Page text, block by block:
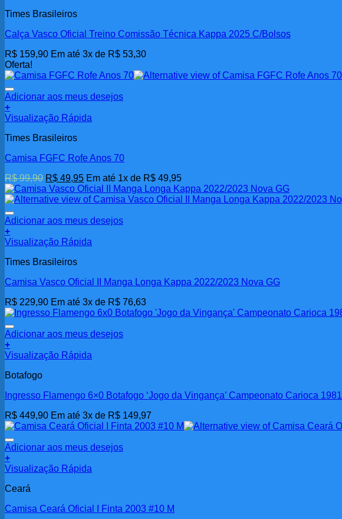
Times Brasileiros
Calça Vasco Oficial Treino Comissão Técnica Kappa 2025 C/Bolsos
R$ 159,90 Em até 3x de R$ 53,30
Oferta!
Adicionar aos meus desejos
+
Este
tem
variantes.
opções
podem
ser
escolhidas
na
página
do
Visualização Rápida
Times Brasileiros
Camisa FGFC Rofe Anos 70
R$99,90 O
preço
original
R$ 99,90.
R$ 49,95O
preço
atual
R$ 49,95.
Em até 1x de R$ 49,95
Adicionar aos meus desejos
+
Visualização Rápida
Times Brasileiros
Camisa Vasco Oficial II Manga Longa Kappa 2022/2023 Nova GG
R$ 229,90 Em até 3x de R$ 76,63
Adicionar aos meus desejos
+
Visualização Rápida
Botafogo
Ingresso Flamengo 6×0 Botafogo ‘Jogo da Vingança’ Campeonato Carioca 1981
R$ 449,90 Em até 3x de R$ 149,97
Adicionar aos meus desejos
+
Visualização Rápida
Ceará
Camisa Ceará Oficial I Finta 2003 #10 M